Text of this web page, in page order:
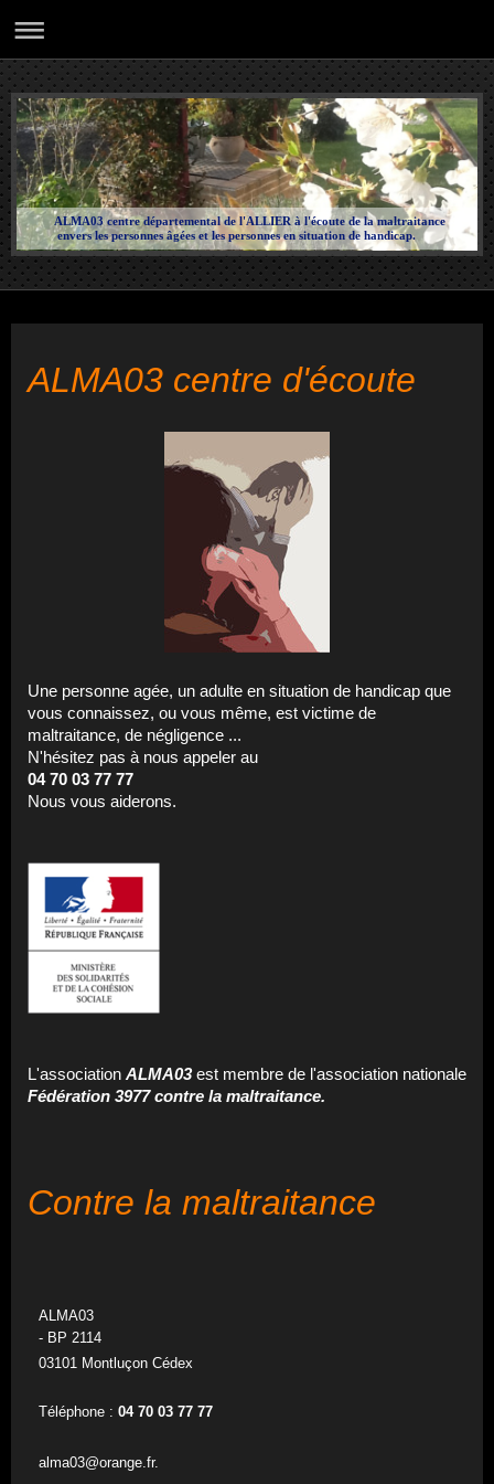
ALMA03 centre départemental de l'ALLIER à l'écoute de la maltraitance
envers les personnes âgées et les personnes en situation de handicap.
ALMA03 centre d'écoute
Une personne agée, un adulte en situation de handicap que
vous connaissez, ou vous même, est victime de
maltraitance, de négligence ...
N'hésitez pas à nous appeler au
04 70 03 77 77
Nous vous aiderons.
L'association ALMA03est membre de l'association nationale
Fédération 3977 contre la maltraitance.
Contre la maltraitance
ALMA03
- BP 2114
03101 Montluçon Cédex
Téléphone : 04 70 03 77 77
alma03@orange.fr.